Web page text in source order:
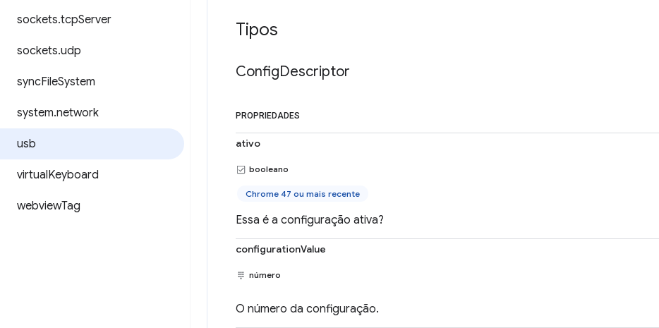
sockets.tcpServer
sockets.udp
syncFileSystem
system.network
usb
virtualKeyboard
webviewTag
Tipos
ConfigDescriptor
PROPRIEDADES
ativo
booleano
Chrome 47 ou mais recente
Essa é a configuração ativa?
configurationValue
número
O número da configuração.